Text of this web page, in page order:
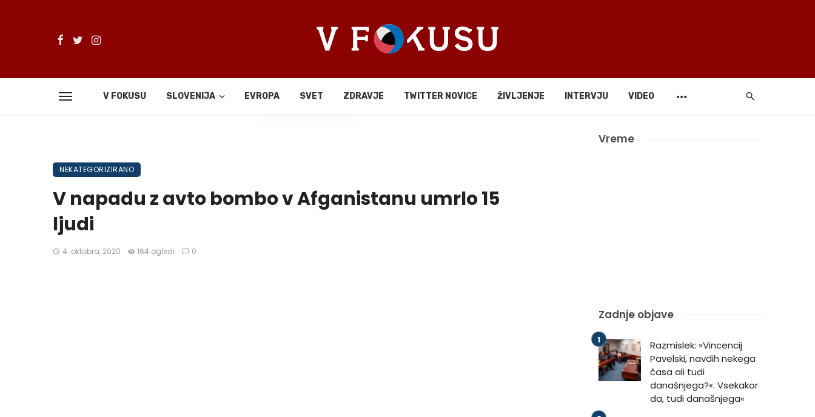
V FOKUSU SLOVENIJA EVROPA SVET ZDRAVJE TWITTER NOVICE ŽIVLJENJE INTERVJU VIDEO
Deli
NEKATEGORIZIRANO
V napadu z avto bombo v Afganistanu umrlo 15
ljudi
4. oktobra, 2020 164 ogledi 0
Vreme
Zadnje objave
Razmislek: »Vincencij
Pavelski, navdih nekega
časa ali tudi
današnjega?«. Vsekakor
da, tudi današnjega«